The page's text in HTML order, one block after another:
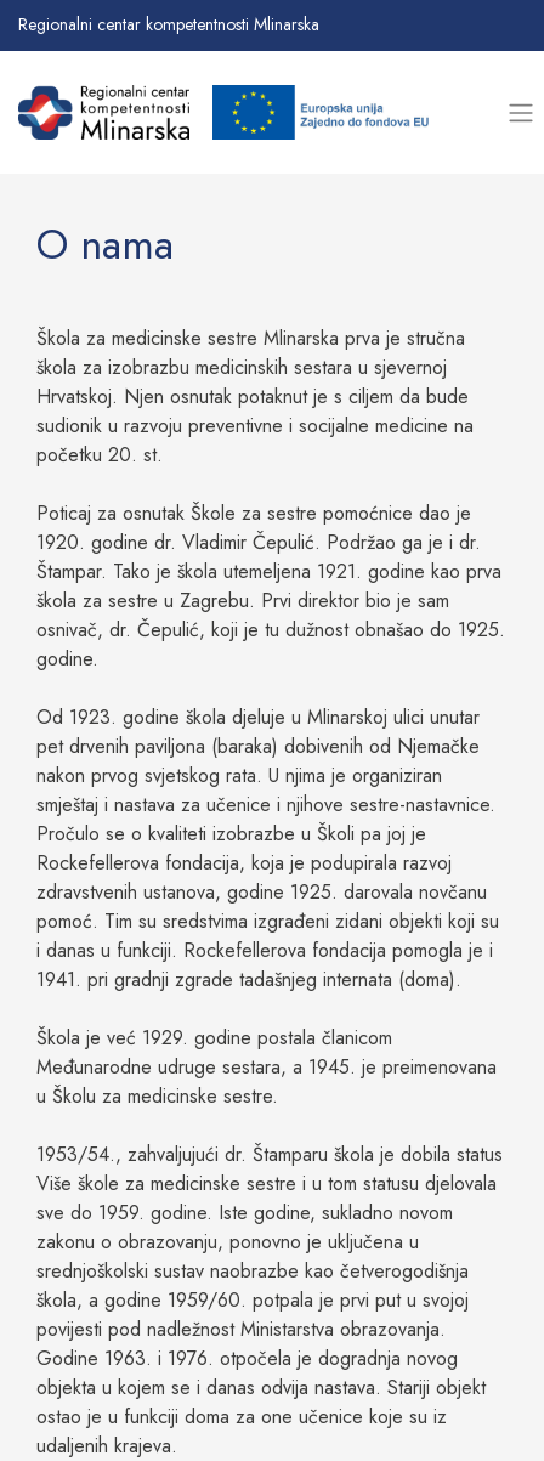
Regionalni centar kompetentnosti Mlinarska
O nama
Škola za medicinske sestre Mlinarska prva je stručna
škola za izobrazbu medicinskih sestara u sjevernoj
Hrvatskoj. Njen osnutak potaknut je s ciljem da bude
sudionik u razvoju preventivne i socijalne medicine na
početku 20. st.
Poticaj za osnutak Škole za sestre pomoćnice dao je
1920. godine dr. Vladimir Čepulić. Podržao ga je i dr.
Štampar. Tako je škola utemeljena 1921. godine kao prva
škola za sestre u Zagrebu. Prvi direktor bio je sam
osnivač, dr. Čepulić, koji je tu dužnost obnašao do 1925.
godine.
Od 1923. godine škola djeluje u Mlinarskoj ulici unutar
pet drvenih paviljona (baraka) dobivenih od Njemačke
nakon prvog svjetskog rata. U njima je organiziran
smještaj i nastava za učenice i njihove sestre-nastavnice.
Pročulo se o kvaliteti izobrazbe u Školi pa joj je
Rockefellerova fondacija, koja je podupirala razvoj
zdravstvenih ustanova, godine 1925. darovala novčanu
pomoć. Tim su sredstvima izgrađeni zidani objekti koji su
i danas u funkciji. Rockefellerova fondacija pomogla je i
1941. pri gradnji zgrade tadašnjeg internata (doma).
Škola je već 1929. godine postala članicom
Međunarodne udruge sestara, a 1945. je preimenovana
u Školu za medicinske sestre.
1953/54., zahvaljujući dr. Štamparu škola je dobila status
Više škole za medicinske sestre i u tom statusu djelovala
sve do 1959. godine. Iste godine, sukladno novom
zakonu o obrazovanju, ponovno je uključena u
srednjoškolski sustav naobrazbe kao četverogodišnja
škola, a godine 1959/60. potpala je prvi put u svojoj
povijesti pod nadležnost Ministarstva obrazovanja.
Godine 1963. i 1976. otpočela je dogradnja novog
objekta u kojem se i danas odvija nastava. Stariji objekt
ostao je u funkciji doma za one učenice koje su iz
udaljenih krajeva.